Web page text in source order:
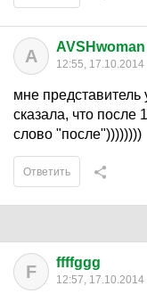
A AVSHwoman
12:55, 17.10.2014
мне представитель
сказала, что после
слово "после"))))))))
Ответить
F ffffggg
12:57, 17.10.2014